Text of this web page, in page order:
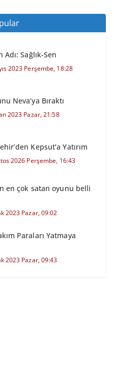
Sağlık-Sen
2023 Perşembe, 18:28
Neva’ya Bıraktı
2023 Pazar, 21:58
Kepsut’a Yatırım
2026 Perşembe, 16:43
en çok satan oyunu belli
2023 Pazar, 09:02
Paraları Yatmaya
2023 Pazar, 09:43